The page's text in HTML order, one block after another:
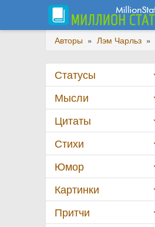
Авторы » Лэм Чарльз »
Статусы
Мысли
Цитаты
Стихи
Юмор
Картинки
Притчи